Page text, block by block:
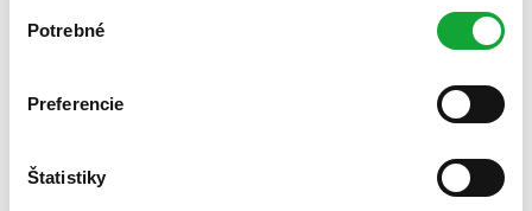
súhlasu
Potrebné
Preferencie
Štatistiky